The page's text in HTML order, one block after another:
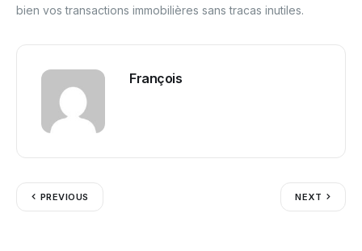
bien vos transactions immobilières sans tracas inutiles.
François
PREVIOUS NEXT